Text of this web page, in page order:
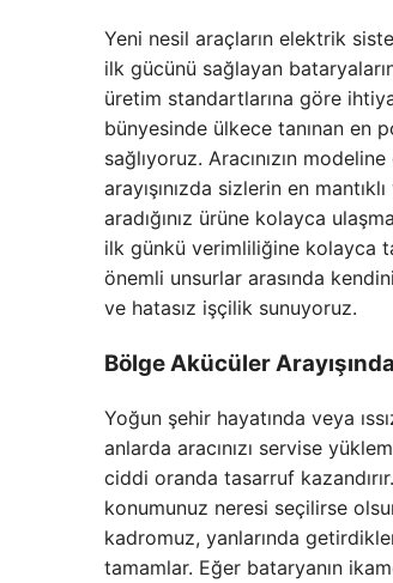
Yeni nesil araçların elektrik
ilk gücünü sağlayan
üretim standartlarına göre
bünyesinde ülkece tanınan en
sağlıyoruz. Aracınızın
arayışınızda sizlerin en
aradığınız ürüne kolayca
ilk günkü verimliliğine kolayca
önemli unsurlar arasında
ve hatasız işçilik sunuyoruz.
Bölge Akücüler
Yoğun şehir hayatında veya
anlarda aracınızı servise
ciddi oranda tasarruf
konumunuz neresi seçilirse
kadromuz, yanlarında
tamamlar. Eğer bataryanın